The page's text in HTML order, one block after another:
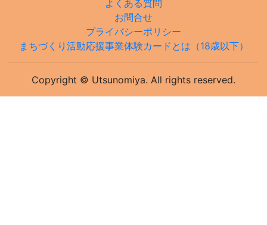
よくある質問
お問合せ
プライバシーポリシー
まちづくり活動応援事業体験カードとは（18歳以下）
Copyright © Utsunomiya. All rights reserved.